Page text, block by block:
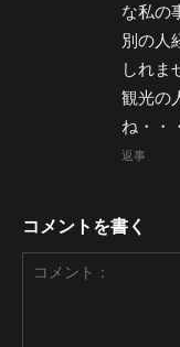
な私の
別の人
しれま
観光の
ね・・
返事
コメントを書く